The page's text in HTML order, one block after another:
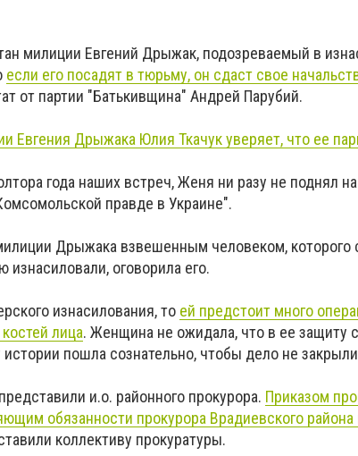
милиции Евгений Дрыжак, подозреваемый в
если его посадят в тюрьму, он сдаст свое
от партии "Батькивщина" Андрей Парубий.
Евгения Дрыжака Юлия Ткачук уверяет, что ее
года наших встреч, Женя ни разу не поднял
правде в Украине".
Дрыжака взвешенным человеком, которого
оговорила его.
изнасилования, то ей предстоит много
лица. Женщина не ожидала, что в ее защиту
истории пошла сознательно, чтобы дело не
и.о. районного прокурора. Приказом
обязанности прокурора Врадиевского района
коллективу прокуратуры.